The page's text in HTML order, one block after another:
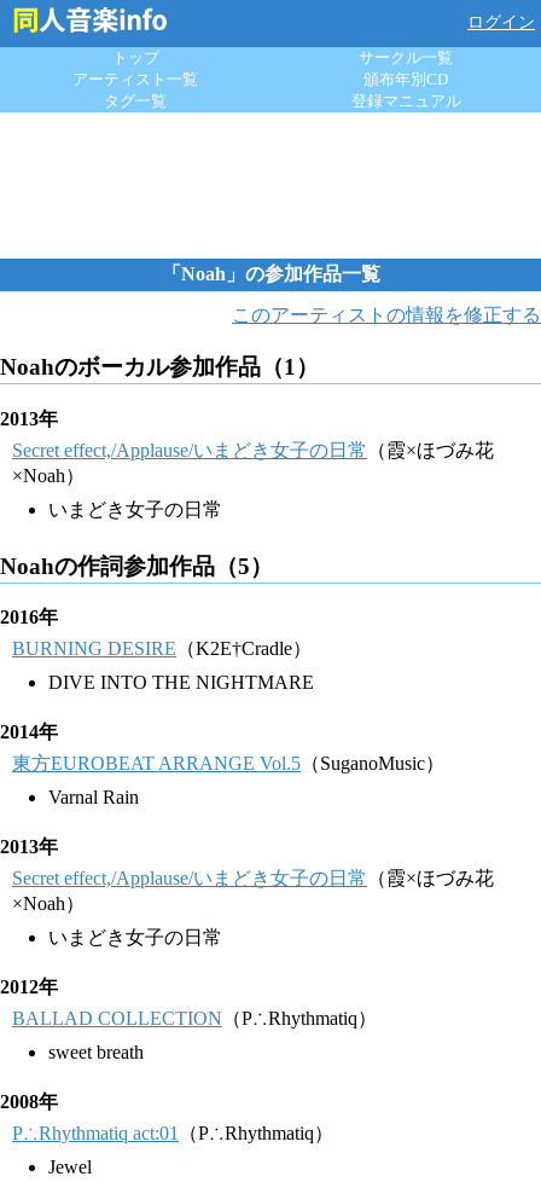
ログイン
トップ
サークル一覧
アーティスト一覧
頒布年別CD
タグ一覧
登録マニュアル
「Noah」の参加作品一覧
このアーティストの情報を修正する
Noahのボーカル参加作品（1）
2013年
Secret effect,/Applause/いまどき女子の日常
（霞×ほづみ花
×Noah）
いまどき女子の日常
Noahの作詞参加作品（5）
2016年
BURNING DESIRE （K2E†Cradle）
DIVE INTO THE NIGHTMARE
2014年
東方EUROBEAT ARRANGE Vol.5 （SuganoMusic）
Varnal Rain
2013年
Secret effect,/Applause/いまどき女子の日常
（霞×ほづみ花
×Noah）
いまどき女子の日常
2012年
BALLAD COLLECTION （P∴Rhythmatiq）
sweet breath
2008年
P∴Rhythmatiq act:01
（P∴Rhythmatiq）
Jewel